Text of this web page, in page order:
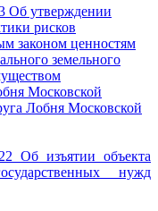
Об утверждении
рисков
законом ценностям
земельного
Московской
Лобня Московской
Об изъятии объекта
нужд